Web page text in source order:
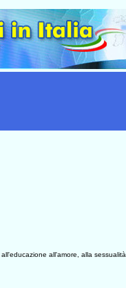
all'amore, alla